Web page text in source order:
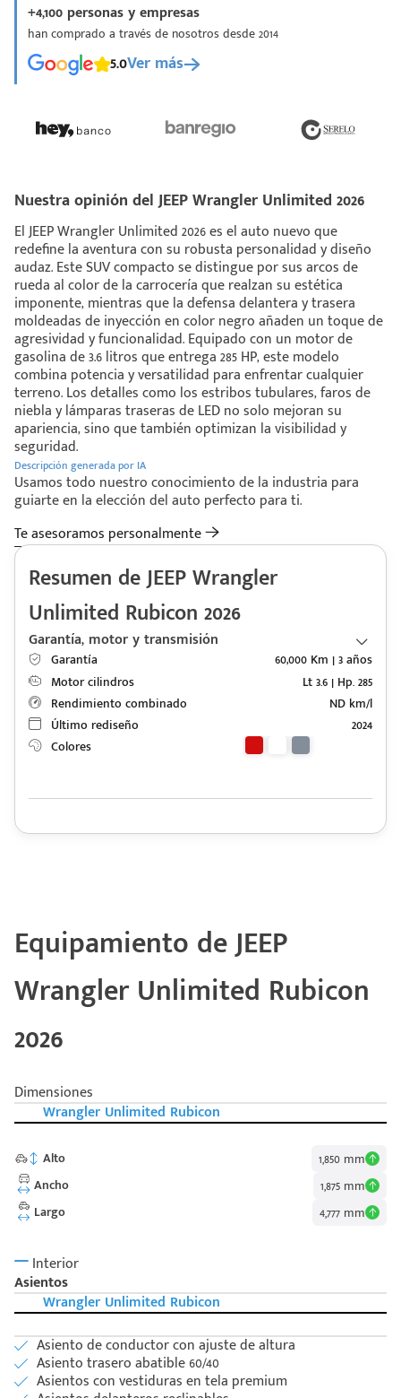
Nuestra opinión del JEEP Wrangler Unlimited 2026
El JEEP Wrangler Unlimited 2026 es el auto nuevo que
redefine la aventura con su robusta personalidad y diseño
audaz. Este SUV compacto se distingue por sus arcos de
rueda al color de la carrocería que realzan su estética
imponente, mientras que la defensa delantera y trasera
moldeadas de inyección en color negro añaden un toque de
agresividad y funcionalidad. Equipado con un motor de
gasolina de 3.6 litros que entrega 285 HP, este modelo
combina potencia y versatilidad para enfrentar cualquier
terreno. Los detalles como los estribos tubulares, faros de
niebla y lámparas traseras de LED no solo mejoran su
apariencia, sino que también optimizan la visibilidad y
seguridad.
Descripción generada por IA
Usamos todo nuestro conocimiento de la industria para
guiarte en la elección del auto perfecto para ti.
Te asesoramos personalmente
Resumen de JEEP Wrangler
Unlimited Rubicon 2026
Garantía, motor y transmisión
Garantía
60,000 Km | 3 años
Motor cilindros
Lt 3.6 | Hp. 285
Rendimiento combinado
ND km/l
Último rediseño
2024
Colores
+4,100 personas y empresas
han comprado a través de nosotros desde 2014
5.0Ver más
Equipamiento de JEEP
Wrangler Unlimited Rubicon
2026
Dimensiones
Wrangler Unlimited Rubicon
Alto
1,850 mm
Ancho
1,875 mm
Largo
4,777 mm
Interior
Asientos
Wrangler Unlimited Rubicon
Asiento de conductor con ajuste de altura
Asiento trasero abatible 60/40
Asientos con vestiduras en tela premium